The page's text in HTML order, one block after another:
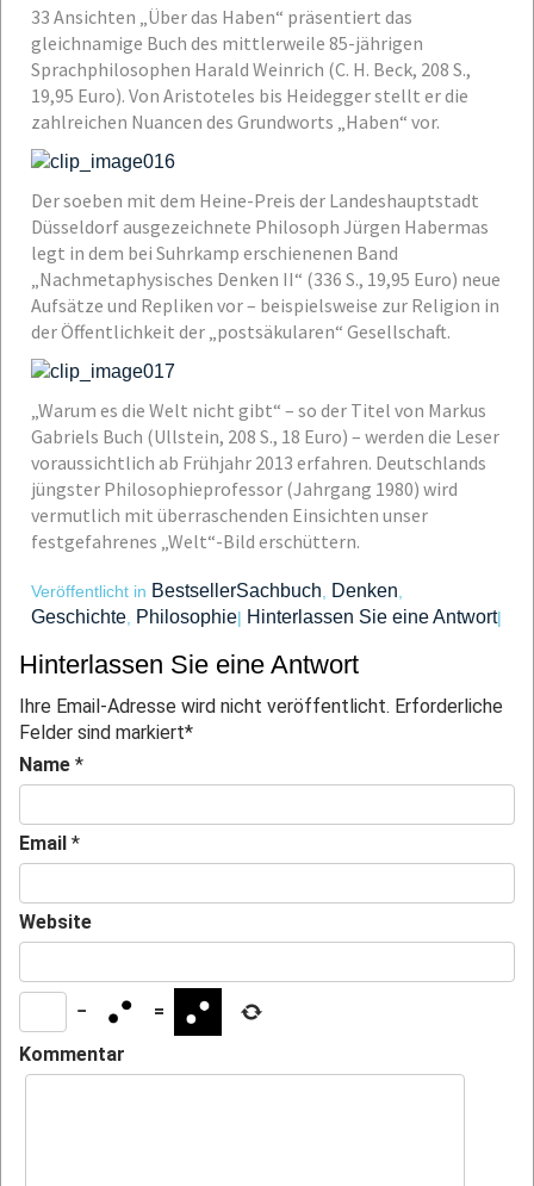
33 Ansichten „Über das Haben“ präsentiert das
gleichnamige Buch des mittlerweile 85-jährigen
Sprachphilosophen Harald Weinrich (C. H. Beck, 208 S.,
19,95 Euro). Von Aristoteles bis Heidegger stellt er die
zahlreichen Nuancen des Grundworts „Haben“ vor.
Der soeben mit dem Heine-Preis der Landeshauptstadt
Düsseldorf ausgezeichnete Philosoph Jürgen Habermas
legt in dem bei Suhrkamp erschienenen Band
„Nachmetaphysisches Denken II“ (336 S., 19,95 Euro) neue
Aufsätze und Repliken vor – beispielsweise zur Religion in
der Öffentlichkeit der „postsäkularen“ Gesellschaft.
„Warum es die Welt nicht gibt“ – so der Titel von Markus
Gabriels Buch (Ullstein, 208 S., 18 Euro) – werden die Leser
voraussichtlich ab Frühjahr 2013 erfahren. Deutschlands
jüngster Philosophieprofessor (Jahrgang 1980) wird
vermutlich mit überraschenden Einsichten unser
festgefahrenes „Welt“-Bild erschüttern.
Veröffentlicht in BestsellerSachbuch Denken
Geschichte Philosophie| Hinterlassen Sie eine Antwort|
Hinterlassen Sie eine Antwort
Ihre Email-Adresse wird nicht veröffentlicht. Erforderliche
Felder sind markiert*
Name *
Email *
Website
−
=
Kommentar